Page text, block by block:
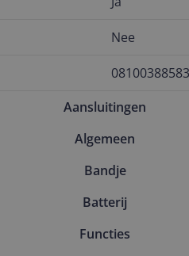
Nee
Aansluitingen
Algemeen
Bandje
Batterij
Functies